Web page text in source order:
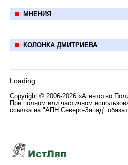
МНЕНИЯ
КОЛОНКА ДМИТРИЕВА
Loading...
Copyright © 2006-2026 «Агентство
При полном или частичном
ссылка на "АПН Северо-Запад"